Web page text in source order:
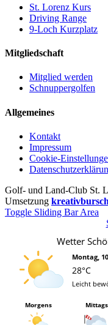
St. Lorenz Kurs
Driving Range
9-Loch Kurzplatz
Mitgliedschaft
Mitglied werden
Schnuppergolfen
Allgemeines
Kontakt
Impressum
Cookie-
Golf- und Land-Club St.
Umsetzung
Toggle Sliding Bar Area
Wetter
Montag,
28°C
Leicht
Morgens Mittags